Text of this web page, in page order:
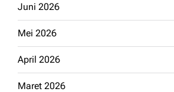
Juni 2026
Mei 2026
April 2026
Maret 2026